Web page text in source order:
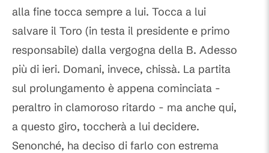
alla fine tocca sempre a lui. Tocca a lui
salvare il Toro (in testa il presidente e primo
responsabile) dalla vergogna della B. Adesso
più di ieri. Domani, invece, chissà. La partita
sul prolungamento è appena cominciata -
peraltro in clamoroso ritardo - ma anche qui,
a questo giro, toccherà a lui decidere.
Senonché, ha deciso di farlo con estrema